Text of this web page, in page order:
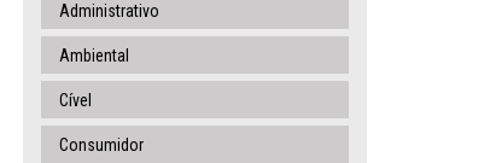
Administrativo
Ambiental
Cível
Consumidor